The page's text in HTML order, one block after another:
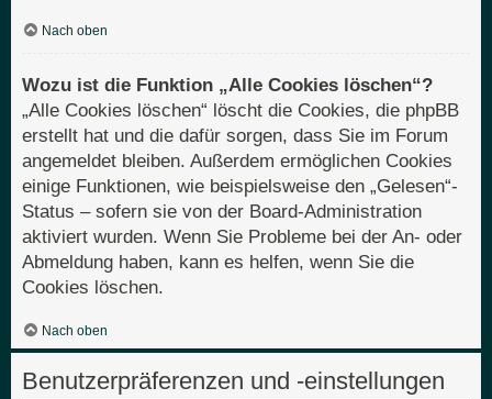
Nach oben
Wozu ist die Funktion „Alle Cookies löschen“?
„Alle Cookies löschen“ löscht die Cookies, die phpBB
erstellt hat und die dafür sorgen, dass Sie im Forum
angemeldet bleiben. Außerdem ermöglichen Cookies
einige Funktionen, wie beispielsweise den „Gelesen“-
Status – sofern sie von der Board-Administration
aktiviert wurden. Wenn Sie Probleme bei der An- oder
Abmeldung haben, kann es helfen, wenn Sie die
Cookies löschen.
Nach oben
Benutzerpräferenzen und -einstellungen